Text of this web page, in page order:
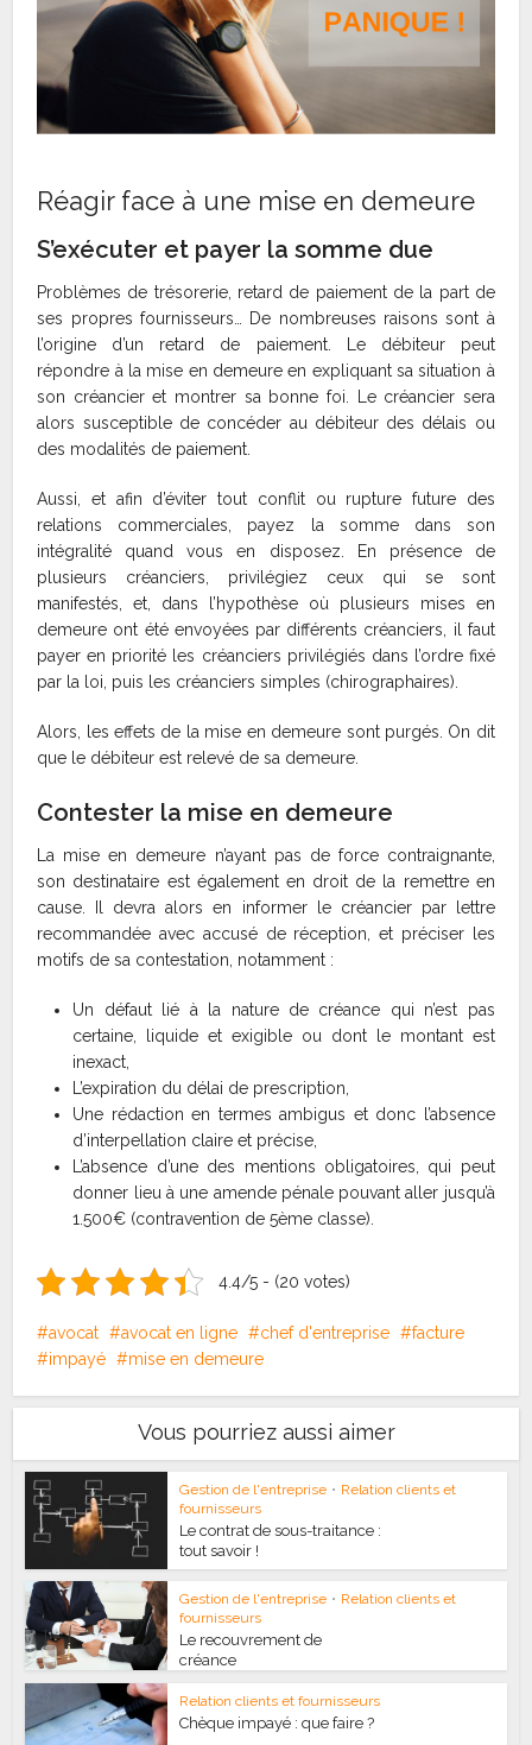
Réagir face à une mise en demeure
S’exécuter et payer la somme due
Problèmes de trésorerie, retard de paiement de la part de
ses propres fournisseurs… De nombreuses raisons sont à
l’origine d’un retard de paiement. Le débiteur peut
répondre à la mise en demeure en expliquant sa situation à
son créancier et montrer sa bonne foi. Le créancier sera
alors susceptible de concéder au débiteur des délais ou
des modalités de paiement.
Aussi, et afin d’éviter tout conflit ou rupture future des
relations commerciales, payez la somme dans son
intégralité quand vous en disposez. En présence de
plusieurs créanciers, privilégiez ceux qui se sont
manifestés, et, dans l’hypothèse où plusieurs mises en
demeure ont été envoyées par différents créanciers, il faut
payer en priorité les créanciers privilégiés dans l’ordre fixé
par la loi, puis les créanciers simples (chirographaires).
Alors, les effets de la mise en demeure sont purgés. On dit
que le débiteur est relevé de sa demeure.
Contester la mise en demeure
La mise en demeure n’ayant pas de force contraignante,
son destinataire est également en droit de la remettre en
cause. Il devra alors en informer le créancier par lettre
recommandée avec accusé de réception, et préciser les
motifs de sa contestation, notamment :
Un défaut lié à la nature de créance qui n’est pas
certaine, liquide et exigible ou dont le montant est
inexact,
L’expiration du délai de prescription,
Une rédaction en termes ambigus et donc l’absence
d’interpellation claire et précise,
L’absence d’une des mentions obligatoires, qui peut
donner lieu à une amende pénale pouvant aller jusqu’à
1.500€ (contravention de 5ème classe).
4.4/5 - (20 votes)
avocat avocat en ligne chef d'entreprise
facture
impayé
mise en demeure
Vous pourriez aussi aimer
Gestion de l'entreprise • Relation clients et
fournisseurs
Le contrat de sous-traitance :
tout savoir !
Gestion de l'entreprise • Relation clients et
fournisseurs
Le recouvrement de
créance
Relation clients et fournisseurs
Chèque impayé : que faire ?